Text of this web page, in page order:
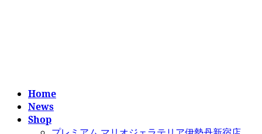
Home
News
Shop